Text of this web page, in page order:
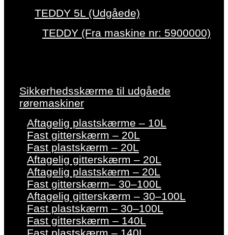
TEDDY 5L (Udgåede)
TEDDY (Fra maskine nr: 5900000)
Sikkerhedsskærme til udgåede
røremaskiner
Aftagelig plastskærme – 10L
Fast gitterskærm – 20L
Fast plastskærm – 20L
Aftagelig gitterskærm – 20L
Aftagelig plastskærm – 20L
Fast gitterskærm– 30–100L
Aftagelig gitterskærm – 30–100L
Fast plastskærm – 30–100L
Fast gitterskærm – 140L